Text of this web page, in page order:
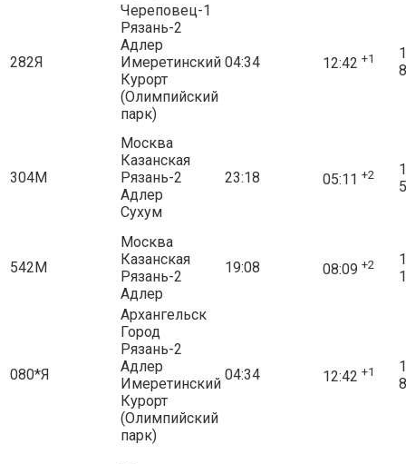
282Я
Череповец-1
Рязань-2
Адлер
Имеретинский
Курорт
(Олимпийский
парк)
04:34 12:42 +1
304М
Москва
Казанская
Рязань-2
Адлер
Сухум
23:18 05:11 +2
542М
Москва
Казанская
Рязань-2
Адлер
19:08 08:09 +2
080*Я
Архангельск
Город
Рязань-2
Адлер
Имеретинский
Курорт
(Олимпийский
парк)
04:34 12:42 +1